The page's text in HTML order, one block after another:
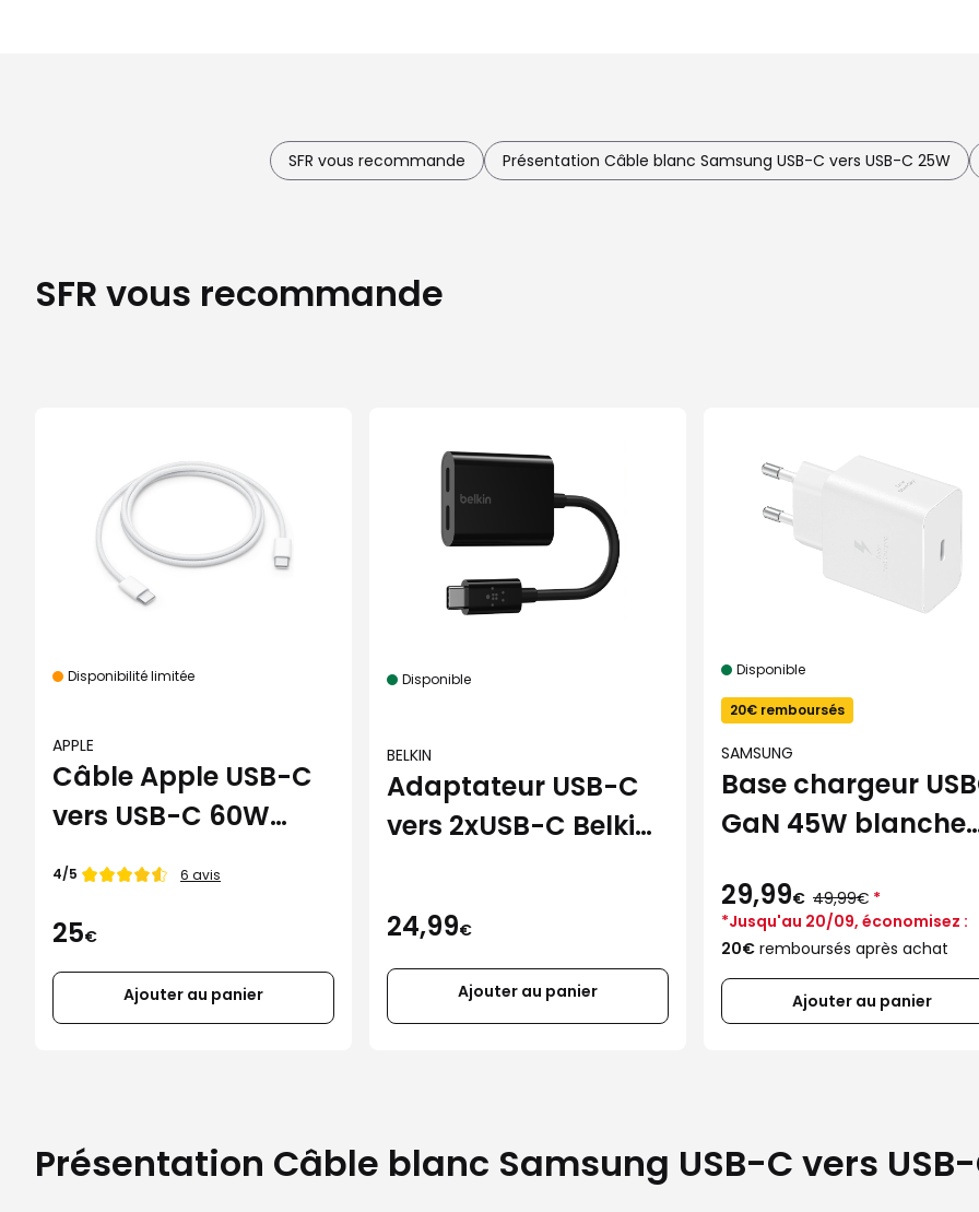
SFR vous recommande Présentation Câble blanc Samsung USB-C vers USB-C 25W
SFR vous recommande
Disponibilité limitée
APPLE
Câble Apple USB-C
vers USB-C 60W
Note de
4/5 6 avis
25€
Ajouter au panier
Disponible
BELKIN
Adaptateur USB-C
vers 2xUSB-C Belkin
24,99€
Ajouter au panier
Disponible
20€ remboursés
SAMSUNG
Base chargeur
GaN 45W blanche
29,99€ Au
lieu
de
49,99€ *
*Jusqu'au 20/09, économisez :
20€ remboursés après achat
Ajouter au panier
Présentation Câble blanc Samsung USB-C vers